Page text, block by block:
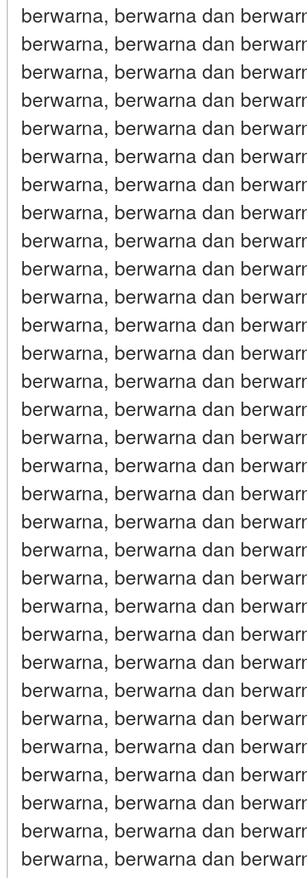
berwarna, berwarna dan
berwarna, berwarna dan
berwarna, berwarna dan
berwarna, berwarna dan
berwarna, berwarna dan
berwarna, berwarna dan
berwarna, berwarna dan
berwarna, berwarna dan
berwarna, berwarna dan
berwarna, berwarna dan
berwarna, berwarna dan
berwarna, berwarna dan
berwarna, berwarna dan
berwarna, berwarna dan
berwarna, berwarna dan
berwarna, berwarna dan
berwarna, berwarna dan
berwarna, berwarna dan
berwarna, berwarna dan
berwarna, berwarna dan
berwarna, berwarna dan
berwarna, berwarna dan
berwarna, berwarna dan
berwarna, berwarna dan
berwarna, berwarna dan
berwarna, berwarna dan
berwarna, berwarna dan
berwarna, berwarna dan
berwarna, berwarna dan
berwarna, berwarna dan
berwarna, berwarna dan